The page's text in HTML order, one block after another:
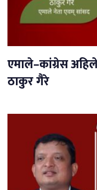
एमाले–कांग्रेस
ठाकुर गैरे